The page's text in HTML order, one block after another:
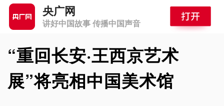
央广网
讲好中国故事 传播中国声音
“重回长安·王西京艺术
展”将亮相中国美术馆